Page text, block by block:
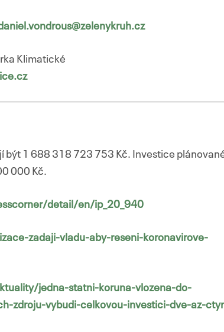
Klimatické
být 1 688 318 723 753 Kč. Investice
000 Kč.
detail/en/ip_20_940
zadaji-vladu-aby-reseni-koronavirove-
jedna-statni-koruna-vlozena-do-
zdroju-vybudi-celkovou-investici-dve-az-